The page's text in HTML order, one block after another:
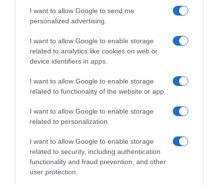
I want to allow Google to send me
personalized advertising.
I want to allow Google to enable storage
related to analytics like cookies on web or
device identifiers in apps.
I want to allow Google to enable storage
related to functionality of the website or app.
I want to allow Google to enable storage
related to personalization.
I want to allow Google to enable storage
related to security, including authentication
functionality and fraud prevention, and other
user protection.
«Δεν υπάρχει κανένας λόγος οι Έλληνες
ρισκάρουν τη σταθερότητα και την ασφαλή
προοπτική για το αύριο, για εμάς και τα παιδιά
μας. Να συνεχίσουμε μπροστά και να μη
ρισκάρουμε με επιπόλαιο και ανεύθυνο τρόπο
την επιστροφή στο παρελθόν», κατέληξε ο
υπουργός Ανάπτυξης.
Προσθήκη ως προτεινόμενη
Ειδήσεις σήμερα